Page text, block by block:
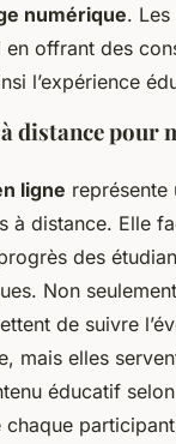
numérique.
en offrant des
l’expérience
distance pour
ligne représente
à distance. Elle
des
Non
de suivre
mais elles
éducatif
chaque